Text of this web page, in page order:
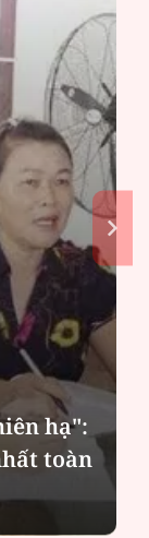
hạ":
toàn